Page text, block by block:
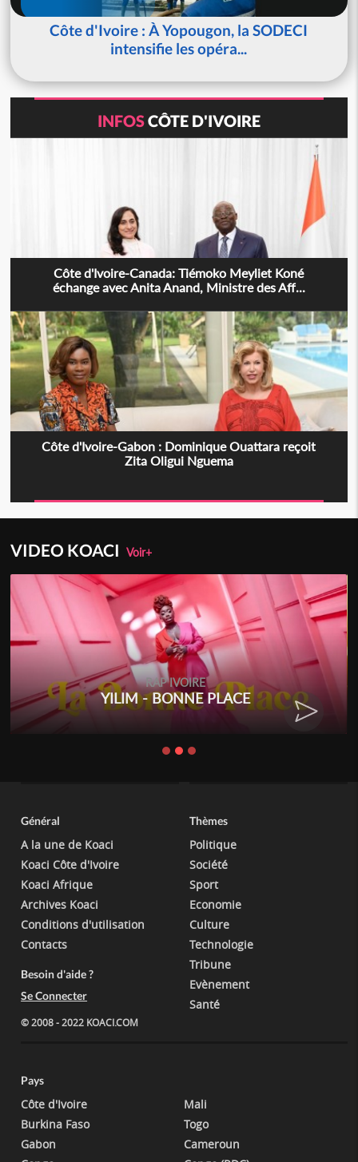
Côte d'Ivoire : À Yopougon, la SODECI
intensifie les opéra...
INFOSCÔTE D'IVOIRE
Côte d'Ivoire-Canada: Tiémoko Meyliet Koné
échange avec Anita Anand, Ministre des Aff...
Côte d'Ivoire-Gabon : Dominique Ouattara reçoit
Zita Oligui Nguema
VIDEO KOACIVoir+
RAP IVOIRE
YILIM - BONNE PLACE
Général
A la une de Koaci
Koaci Côte d'Ivoire
Koaci Afrique
Archives Koaci
Conditions d'utilisation
Contacts
Besoin d'aide ?
Se Connecter
© 2008 - 2022 KOACI.COM
Thèmes
Politique
Société
Sport
Economie
Culture
Technologie
Tribune
Evènement
Santé
Pays
Côte d'Ivoire
Burkina Faso
Gabon
Mali
Togo
Cameroun